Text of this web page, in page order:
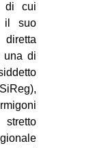
di cui
il suo
una di